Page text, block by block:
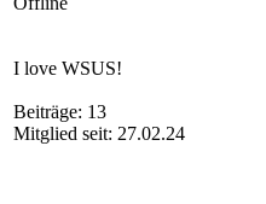
I love WSUS!
Beiträge: 13
Mitglied seit: 27.02.24